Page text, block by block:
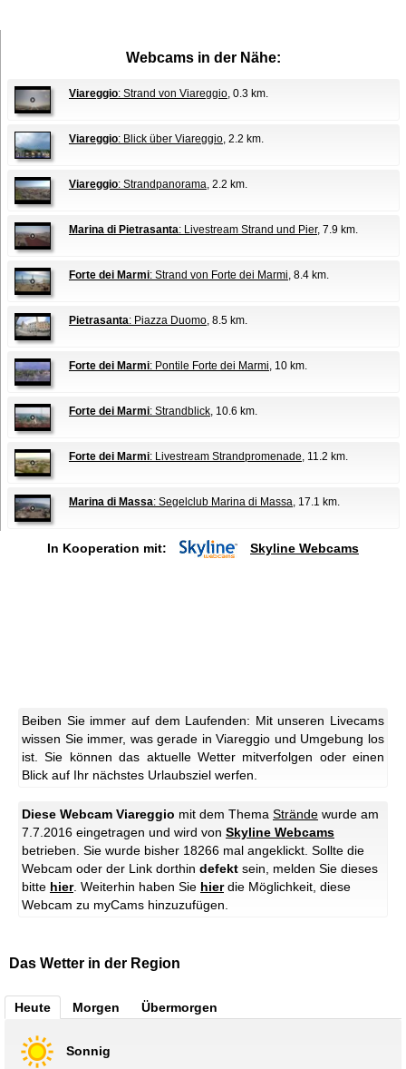
Webcams in der Nähe:
Viareggio: Strand von Viareggio , 0.3 km.
Viareggio: Blick über Viareggio , 2.2 km.
Viareggio: Strandpanorama , 2.2 km.
Marina di Pietrasanta: Livestream Strand und Pier, 7.9 km.
Forte dei Marmi: Strand von Forte dei Marmi , 8.4 km.
Pietrasanta: Piazza Duomo , 8.5 km.
Forte dei Marmi: Pontile Forte dei Marmi , 10 km.
Forte dei Marmi: Strandblick , 10.6 km.
Forte dei Marmi: Livestream Strandpromenade , 11.2 km.
Marina di Massa: Segelclub Marina di Massa , 17.1 km.
In Kooperation mit: Skyline Webcams
Beiben Sie immer auf dem Laufenden: Mit unseren Livecams
wissen Sie immer, was gerade in Viareggio und Umgebung los
ist. Sie können das aktuelle Wetter mitverfolgen oder einen
Blick auf Ihr nächstes Urlaubsziel werfen.
Diese Webcam Viareggio mit dem Thema Strände wurde am
7.7.2016 eingetragen und wird von Skyline Webcams
betrieben. Sie wurde bisher 18266 mal angeklickt. Sollte die
Webcam oder der Link dorthin defekt sein, melden Sie dieses
bitte hier. Weiterhin haben Sie hierdie Möglichkeit, diese
Webcam zu myCams hinzuzufügen.
Das Wetter in der Region
Heute Morgen Übermorgen
Sonnig